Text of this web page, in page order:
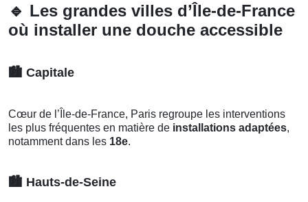
🔹 Les grandes villes d’Île-de-France
où installer une douche accessible
🏙️ Capitale
Cœur de l’Île-de-France, Paris regroupe les interventions
les plus fréquentes en matière de installations adaptées,
notamment dans les 18e.
🏙️ Hauts-de-Seine